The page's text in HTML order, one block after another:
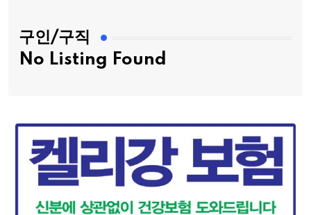
구인/구직
No Listing Found